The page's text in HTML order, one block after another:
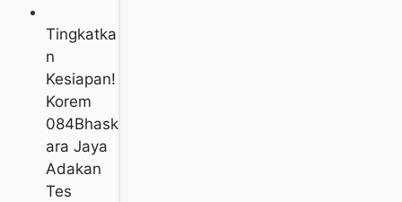
Tingkatka
N
Kesiapan!
Korem
084Bhask
Ara Jaya
Adakan
Tes